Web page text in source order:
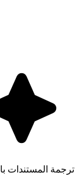
ترجمة المستندات